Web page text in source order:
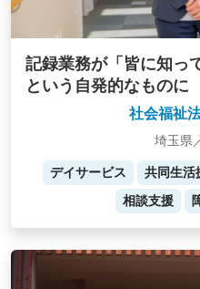
記録業務が「皆に知っ
という自発的なものに
社会福祉
埼玉県
デイサービス 共同生活
相談支援